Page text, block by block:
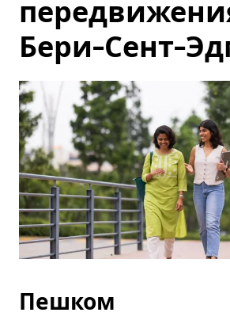
Бери-Сент-
Пешком